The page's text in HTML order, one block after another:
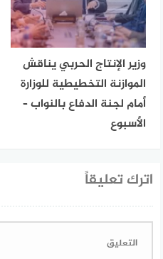
وزير الإنتاج الحربي يناقش
الموازنة التخطيطية للوزارة
أمام لجنة الدفاع بالنواب –
الأسبوع
اترك تعليقاً